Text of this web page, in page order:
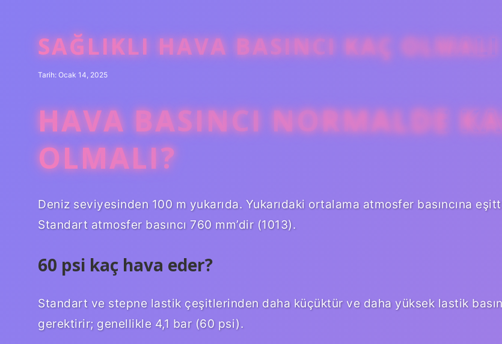
SAĞLIKLI HAVA BASINCI KAÇ OLMALI
Tarih: Ocak 14, 2025
HAVA BASINCI NORMALDE
OLMALI?
Deniz seviyesinden 100 m yukarıda. Yukarıdaki ortalama atmosfer basıncına
Standart atmosfer basıncı 760 mm’dir (1013).
60 psi kaç hava eder?
Standart ve stepne lastik çeşitlerinden daha küçüktür ve daha yüksek lastik
gerektirir; genellikle 4,1 bar (60 psi).